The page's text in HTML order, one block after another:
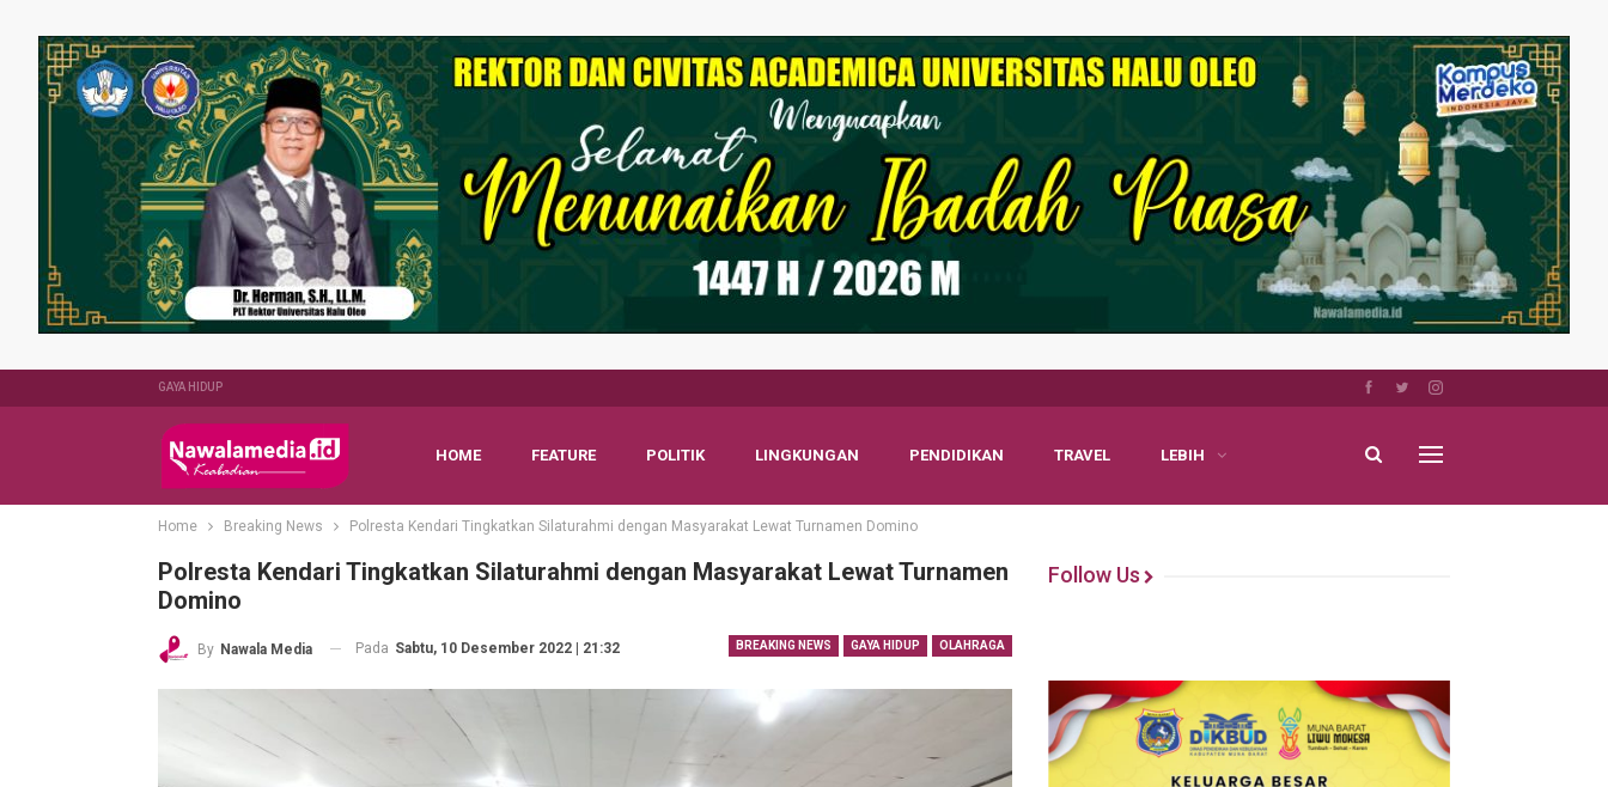
GAYA HIDUP
HOME FEATURE POLITIK LINGKUNGAN PENDIDIKAN TRAVEL LEBIH
Home Breaking News Polresta Kendari Tingkatkan Silaturahmi dengan Masyarakat Lewat Turnamen Domino
Polresta Kendari Tingkatkan Silaturahmi dengan Masyarakat Lewat Turnamen
Domino
BREAKING NEWS GAYA HIDUP OLAHRAGA
By Nawala Media Pada Sabtu, 10 Desember 2022 | 21:32
Follow Us